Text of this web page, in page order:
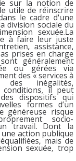
sur la notion de
utile de réinscrire
le cadre d'une
division sociale du
sexuée.La
à faire leur juste
assistance,
prises en charge
généralement
ou gérées via
des « services à
inégalités,
conditions, il peut
dispositifs qui
formes d’un
généreuse risque
socio-
travail. Dont la
action publique
mais de
sexuée, trop